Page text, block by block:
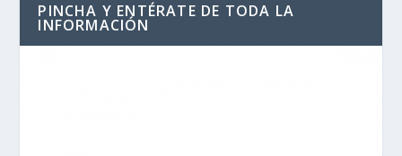
PINCHA Y ENTÉRATE DE TODA LA
INFORMACIÓN